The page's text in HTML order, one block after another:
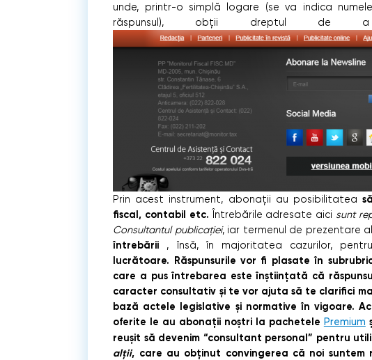
unde, printr-o simplă logare (se va indica
răspunsul), obţii dreptul de
Prin acest instrument, abonații au posibilitatea
fiscal, contabil etc. Întrebările adresate aici sunt
Consultantul publicației, iar termenul de prezentare
întrebării , însă, în majoritatea cazurilor,
lucrătoare. Răspunsurile vor fi plasate în
care a pus întrebarea este înştiinţată că
caracter consultativ și te vor ajuta să te clarifici
bază actele legislative și normative în vigoare.
oferite le au abonaţii noştri la pachetele Premium
reuşit să devenim “consultant personal” pentru
alţii, care au obţinut convingerea că noi suntem